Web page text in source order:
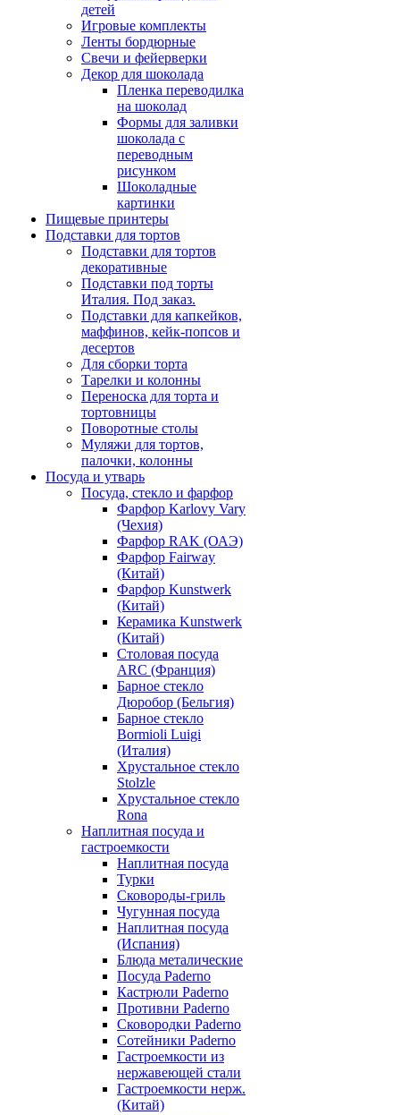
детей
Игровые комплекты
Ленты бордюрные
Свечи и фейерверки
Декор для шоколада
Пленка переводилка
на шоколад
Формы для заливки
шоколада с
переводным
рисунком
Шоколадные
картинки
Пищевые принтеры
Подставки для тортов
Подставки для тортов
декоративные
Подставки под торты
Италия. Под заказ.
Подставки для капкейков,
маффинов, кейк-попсов и
десертов
Для сборки торта
Тарелки и колонны
Переноска для торта и
тортовницы
Поворотные столы
Муляжи для тортов,
палочки, колонны
Посуда и утварь
Посуда, стекло и фарфор
Фарфор Karlovy Vary
(Чехия)
Фарфор RAK (ОАЭ)
Фарфор Fairway
(Китай)
Фарфор Kunstwerk
(Китай)
Керамика Kunstwerk
(Китай)
Столовая посуда
ARC (Франция)
Барное стекло
Дюробор (Бельгия)
Барное стекло
Bormioli Luigi
(Италия)
Хрустальное стекло
Stolzle
Хрустальное стекло
Rona
Наплитная посуда и
гастроемкости
Наплитная посуда
Турки
Сковороды-гриль
Чугунная посуда
Наплитная посуда
(Испания)
Блюда металические
Посуда Paderno
Кастрюли Paderno
Противни Paderno
Сковородки Paderno
Сотейники Paderno
Гастроемкости из
нержавеющей стали
Гастроемкости нерж.
(Китай)